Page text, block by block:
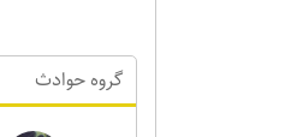
گروه حوادث